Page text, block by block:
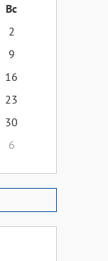
Вс
2
9
16
23
30
6